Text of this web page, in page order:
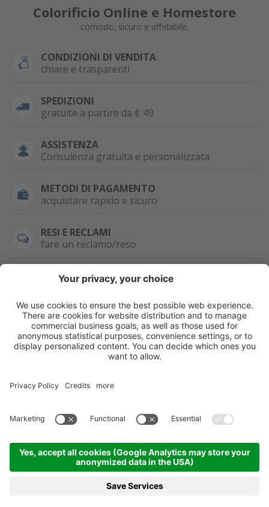
Colorificio Online e Homestore
comodo, sicuro e affidabile.
CONDIZIONI DI VENDITA
chiare e trasparenti
SPEDIZIONI
gratuite a partire da € 49
ASSISTENZA
Consulenza gratuita e personalizzata
METODI DI PAGAMENTO
acquistare rapido e sicuro
RESI E RECLAMI
fare un reclamo/reso
SEMPRE DISPONIBILE
0471 506798
WHATSAPP
+39 376 2951129
Credits
Sitemap Informativa privacy
Impostazioni cookie
Partner
Come arrivare
HAI LA PARTITA
IVA?
Per ordini, offerte,
prezzi speciali e
ulteriori articoli